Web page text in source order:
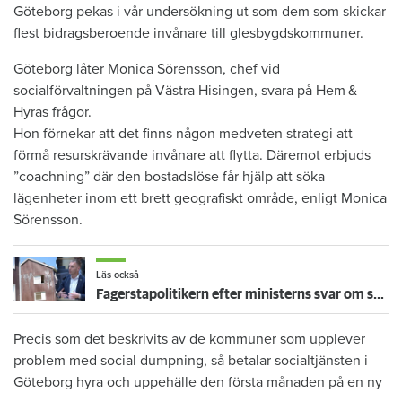
Göteborg pekas i vår undersökning ut som dem som skickar
flest bidrags­beroende invånare till glesbygdskommuner.
Göteborg låter Monica ­Sörensson, chef vid
socialförvaltningen på ­Västra Hisingen, svara på Hem &
Hyras frågor.
Hon förnekar att det finns någon medveten strategi att
förmå resurs­krävande invånare att flytta. Däremot erbjuds
”coachning” där den bostads­löse får hjälp att söka
lägenheter inom ett brett geografiskt område, enligt ­Monica
Sörensson.
Läs också
Fagerstapolitikern efter ministerns svar om social dumpning: ”Vi behöver hjälp nu!”
Precis som det beskrivits av de kommuner som upplever
problem med social dumpning, så betalar socialtjänsten i
Göteborg hyra och uppehälle den första månaden på en ny